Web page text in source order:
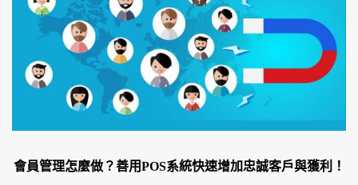
會員管理怎麼做？善用POS系統快速增加忠誠客戶與獲利！